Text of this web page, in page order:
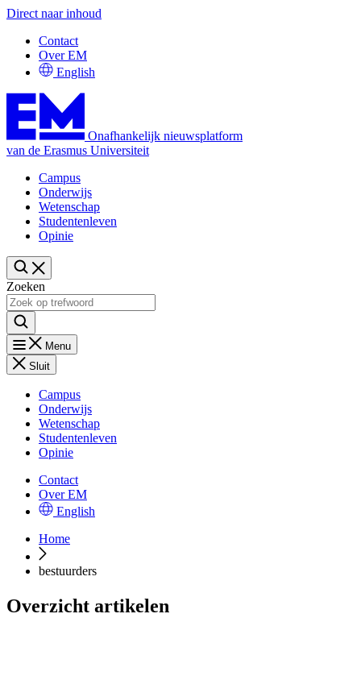
Direct naar inhoud
Contact
Over EM
English
Onafhankelijk nieuwsplatform
van de Erasmus Universiteit
Campus
Onderwijs
Wetenschap
Studentenleven
Opinie
Zoeken
Menu
Sluit
Campus
Onderwijs
Wetenschap
Studentenleven
Opinie
Contact
Over EM
English
Home
bestuurders
Overzicht artikelen